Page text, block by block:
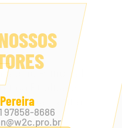
no Principal
Pública e
América Latina
97858-8686